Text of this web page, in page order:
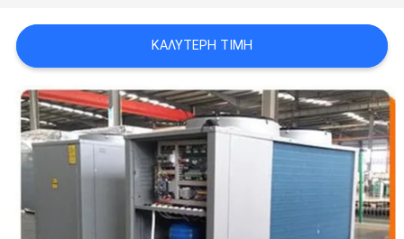
ΠΡΟΣΦΟΡΆ
SITEMAP
ΠΟΛΙΤΙΚΉ
ΑΠΟΡΡΉΤΟΥ
ΚΑΛΎΤΕΡΗ ΤΙΜΉ